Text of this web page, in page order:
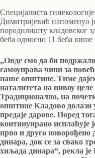
Специјалиста
Димитријевић напоменуо
породилишту кладовског
беба односно 11 беба
„Овде смо да би
самоуправа чини за
наше општине. Тиме
наталитета на нивоу
Традиционално, на
општине Кладово долази
предаје дарове. Поред
континуирано исплаћује
прво и друго новорођено
динара, док се за свако
хиљада динара“, рекла